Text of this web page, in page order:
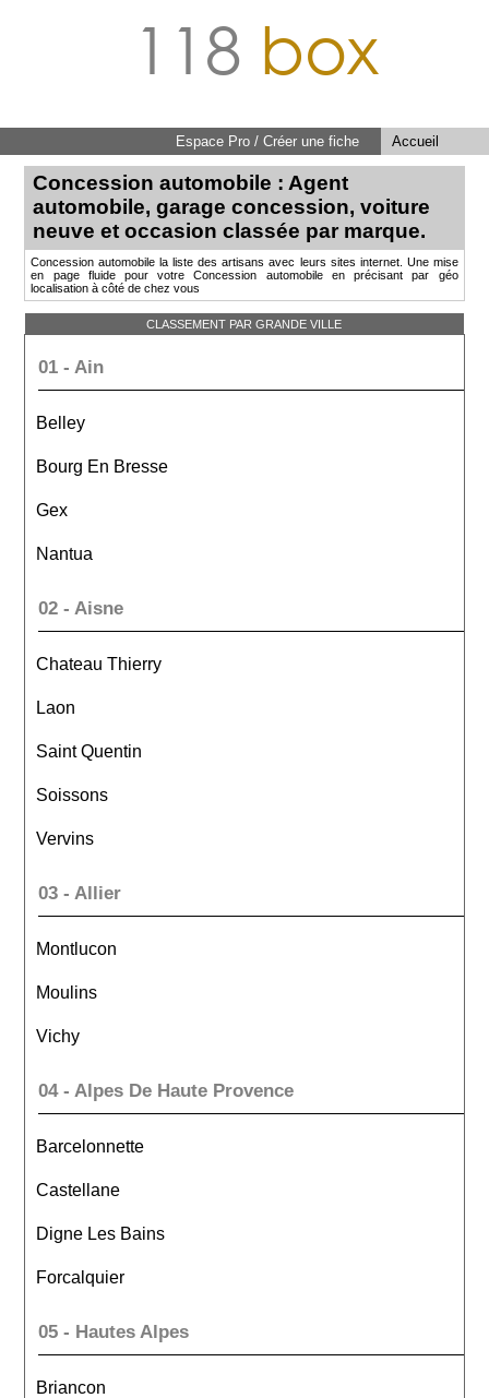
118 box
Accueil
Espace Pro / Créer une fiche
Concession automobile : Agent
automobile, garage concession, voiture
neuve et occasion classée par marque.
Concession automobile la liste des artisans avec leurs sites internet. Une mise
en page fluide pour votre Concession automobile en précisant par géo
localisation à côté de chez vous
CLASSEMENT PAR GRANDE VILLE
01 - Ain
Belley
Bourg En Bresse
Gex
Nantua
02 - Aisne
Chateau Thierry
Laon
Saint Quentin
Soissons
Vervins
03 - Allier
Montlucon
Moulins
Vichy
04 - Alpes De Haute Provence
Barcelonnette
Castellane
Digne Les Bains
Forcalquier
05 - Hautes Alpes
Briancon